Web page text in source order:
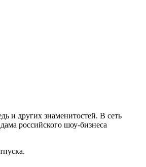
и других знаменитостей. В сеть
российского шоу-бизнеса